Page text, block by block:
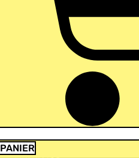
PANIER